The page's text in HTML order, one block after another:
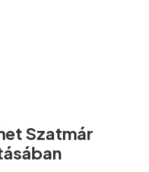
Szatmár